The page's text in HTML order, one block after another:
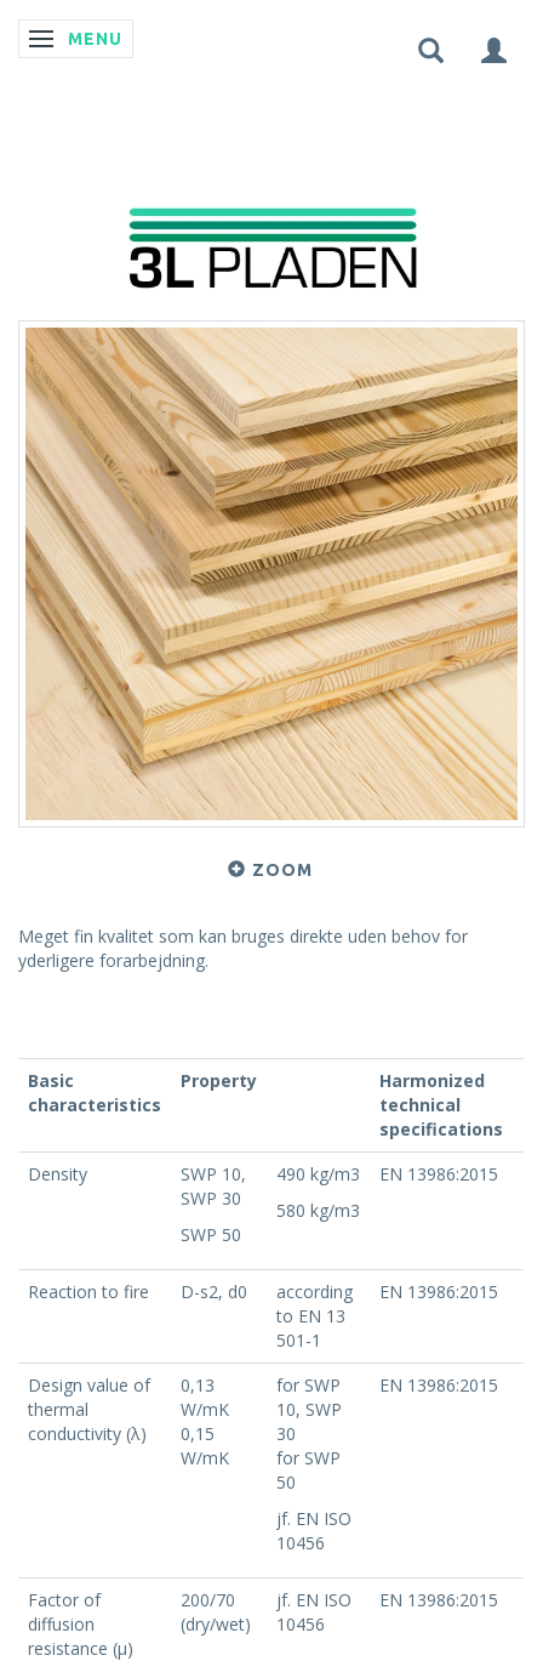
SKIFTE NAVIGATION
MENU
ZOOM
Meget fin kvalitet som kan bruges direkte uden behov for
yderligere forarbejdning.
Basic
characteristics
Property
Harmonized
technical
specifications
Density
SWP 10,
SWP 30
SWP 50
490 kg/m3
580 kg/m3
EN 13986:2015
Reaction to fire D-s2, d0
according
to EN 13
501-1
EN 13986:2015
Design value of
thermal
conductivity (λ)
0,13
W/mK
0,15
W/mK
for SWP
10, SWP
30
for SWP
50
jf. EN ISO
10456
EN 13986:2015
Factor of
diffusion
resistance (μ)
200/70
(dry/wet)
jf. EN ISO
10456
EN 13986:2015